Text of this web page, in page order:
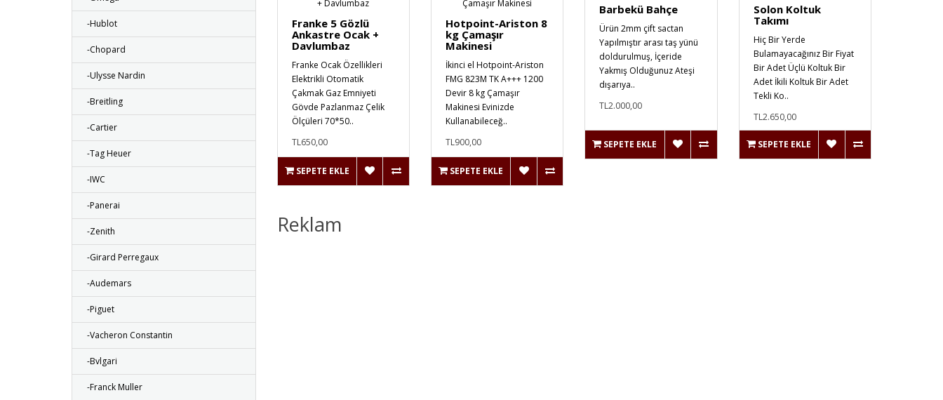
-Hublot
-Chopard
-Ulysse Nardin
-Breitling
-Cartier
-Tag Heuer
-IWC
-Panerai
-Zenith
-Girard Perregaux
-Audemars
-Piguet
-Vacheron Constantin
-Bvlgari
-Franck Muller
Franke 5 Gözlü
Ankastre Ocak +
Davlumbaz
Franke Ocak Özellikleri
Elektrikli Otomatik
Çakmak Gaz Emniyeti
Gövde Pazlanmaz Çelik
Ölçüleri 70*50..
TL650,00
SEPETE EKLE
Hotpoint-Ariston 8
kg Çamaşır
Makinesi
İkinci el Hotpoint-Ariston
FMG 823M TK A+++ 1200
Devir 8 kg Çamaşır
Makinesi Evinizde
Kullanabileceğ..
TL900,00
SEPETE EKLE
Barbekü Bahçe
Ürün 2mm çift sactan
Yapılmıştır arası taş yünü
doldurulmuş, İçeride
Yakmış Olduğunuz Ateşi
dışarıya..
TL2.000,00
SEPETE EKLE
Solon Koltuk
Takımı
Hiç Bir Yerde
Bulamayacağınız Bir Fiyat
Bir Adet Üçlü Koltuk Bir
Adet İkili Koltuk Bir Adet
Tekli Ko..
TL2.650,00
SEPETE EKLE
Reklam